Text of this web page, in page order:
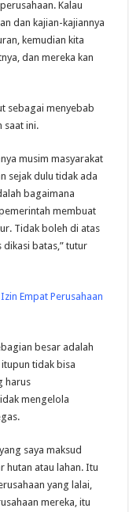
Kalau
dan kajian-kajiannya
kemudian kita
dan mereka kan
sebagai menyebab
saat ini.
musim masyarakat
sejak dulu tidak ada
bagaimana
membuat
Tidak boleh di atas
batas,” tutur
Empat Perusahaan
besar adalah
tidak bisa
harus
mengelola
saya maksud
hutan atau lahan. Itu
yang lalai,
mereka, itu